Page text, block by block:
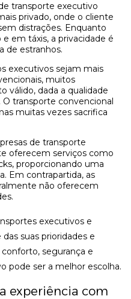
transporte executivo
privado, onde o cliente
distrações. Enquanto
em táxis, a privacidade é
de estranhos.
executivos sejam mais
muitos
válido, dada a qualidade
transporte convencional
muitas vezes sacrifica
de transporte
oferecem serviços como
proporcionando uma
Em contrapartida, as
não oferecem
executivos e
suas prioridades e
segurança e
pode ser a melhor escolha.
experiência com